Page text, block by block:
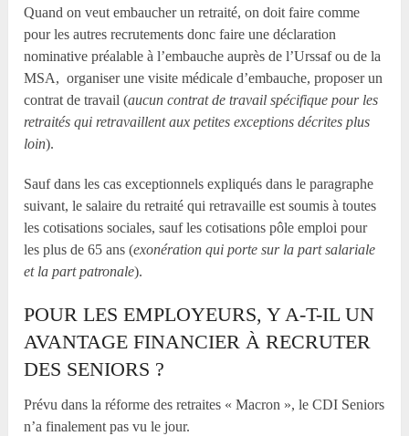
Quand on veut embaucher un retraité, on doit faire comme
pour les autres recrutements donc faire une déclaration
nominative préalable à l’embauche auprès de l’Urssaf ou de la
MSA, organiser une visite médicale d’embauche, proposer un
contrat de travail (aucun contrat de travail spécifique pour les
retraités qui retravaillent aux petites exceptions décrites plus
loin).
Sauf dans les cas exceptionnels expliqués dans le paragraphe
suivant, le salaire du retraité qui retravaille est soumis à toutes
les cotisations sociales, sauf les cotisations pôle emploi pour
les plus de 65 ans (exonération qui porte sur la part salariale
et la part patronale).
POUR LES EMPLOYEURS, Y A-T-IL UN
AVANTAGE FINANCIER À RECRUTER
DES SENIORS ?
Prévu dans la réforme des retraites « Macron », le CDI Seniors
n’a finalement pas vu le jour.